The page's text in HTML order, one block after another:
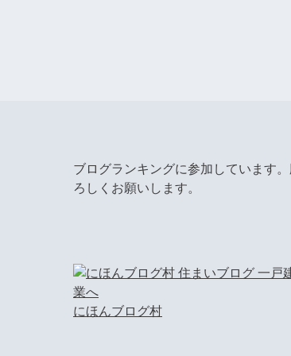
ブログランキングに参加しています。
ろしくお願いします。
にほんブログ村